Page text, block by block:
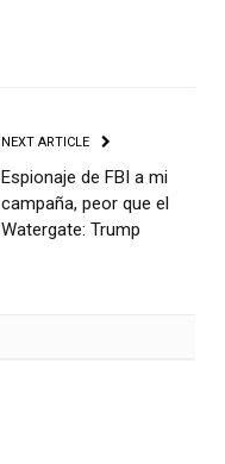
NEXT ARTICLE
Espionaje de FBI a mi
campaña, peor que el
Watergate: Trump